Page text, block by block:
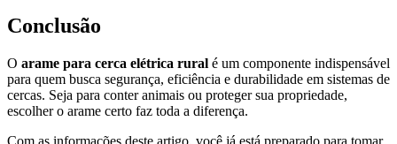
Conclusão
O arame para cerca elétrica rural é um componente indispensável
para quem busca segurança, eficiência e durabilidade em sistemas de
cercas. Seja para conter animais ou proteger sua propriedade,
escolher o arame certo faz toda a diferença.